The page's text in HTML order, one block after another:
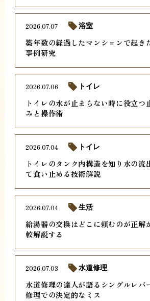
築年数の経過したマンションで起き
事例研究
2026.07.07 浴室
トイレの水が止まらない時に役立つ
みと操作術
2026.07.06 トイレ
トイレのタンク内構造を知り水の流
て食い止める技術解説
2026.07.04 トイレ
給湯器の交換はどこに頼むのが正解
較解説する
2026.07.04 生活
水道修理の達人が語るシングルレバ
修理での決定的なミス
2026.07.03 水道修理